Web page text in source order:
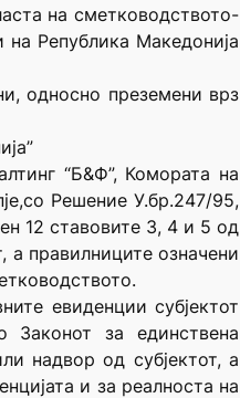
на сметководството-
Република Македонија
односно преземени врз
“Б&Ф”, Комората на
Решение У.бр.247/95,
12 ставовите 3, 4 и 5 од
а правилниците означени
евиденции субјектот
за единствена
надвор од субјектот, а
и за реалноста на